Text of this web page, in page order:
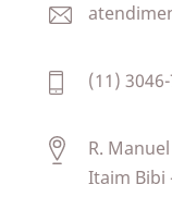
(11)
R.
Itaim Bibi